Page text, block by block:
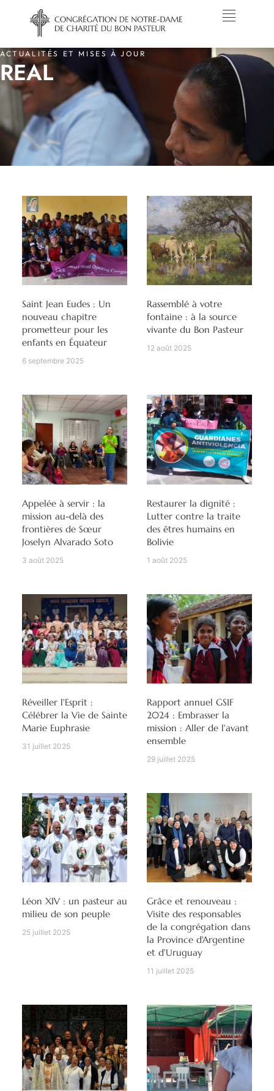
ACTUALITÉS ET MISES À JOUR
REAL
Saint Jean Eudes : Un
nouveau chapitre
prometteur pour les
enfants en Équateur
6 septembre 2025
Rassemblé à votre
fontaine : à la source
vivante du Bon Pasteur
12 août 2025
Appelée à servir : la
mission au-delà des
frontières de Sœur
Joselyn Alvarado Soto
3 août 2025
Restaurer la dignité :
Lutter contre la traite
des êtres humains en
Bolivie
1 août 2025
Réveiller l'Esprit :
Célébrer la Vie de Sainte
Marie Euphrasie
31 juillet 2025
Rapport annuel GSIF
2024 : Embrasser la
mission : Aller de l'avant
ensemble
29 juillet 2025
Léon XIV : un pasteur au
milieu de son peuple
25 juillet 2025
Grâce et renouveau :
Visite des responsables
de la congrégation dans
la Province d'Argentine
et d'Uruguay
11 juillet 2025